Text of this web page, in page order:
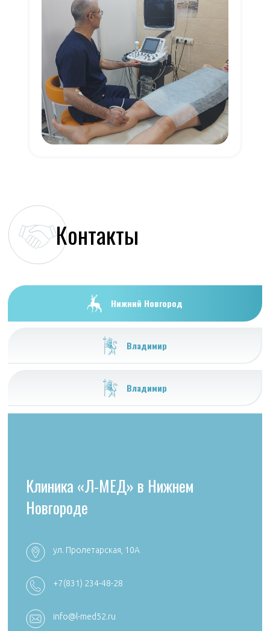
Контакты
Нижний Новгород
Владимир
Владимир
+7 (4922) 38-30-00 +7 (4922) 44-24-78
reception@aibolit33.com
Клиника «Л-МЕД» в Нижнем
Новгороде
ул. Пролетарская, 10А
+7(831) 234-48-28
info@l-med52.ru